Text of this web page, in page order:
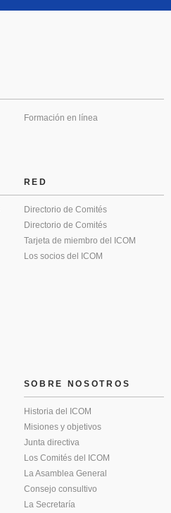
Formación en línea
RED
Directorio de Comités
Directorio de Comités
Tarjeta de miembro del ICOM
Los socios del ICOM
SOBRE NOSOTROS
Historia del ICOM
Misiones y objetivos
Junta directiva
Los Comités del ICOM
La Asamblea General
Consejo consultivo
La Secretaría